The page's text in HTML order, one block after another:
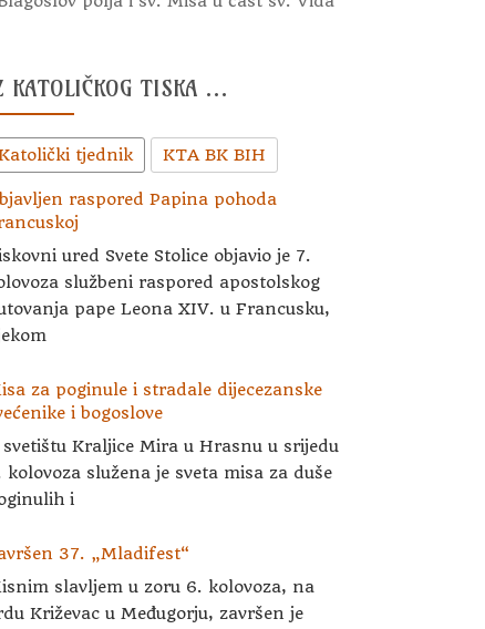
KATOLIČKOG TISKA …
tjednik KTA BK BIH
raspored Papina pohoda
ured Svete Stolice objavio je 7.
službeni raspored apostolskog
pape Leona XIV. u Francusku,
za poginule i stradale dijecezanske
i bogoslove
svetištu Kraljice Mira u Hrasnu u srijedu
kolovoza služena je sveta misa za duše
i
37. „Mladifest“
slavljem u zoru 6. kolovoza, na
Križevac u Međugorju, završen je